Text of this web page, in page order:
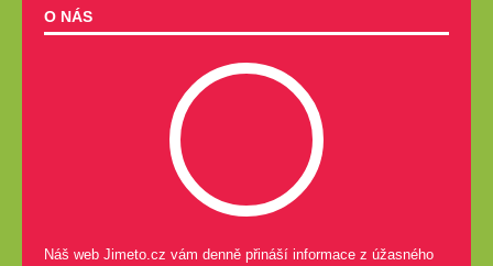
O NÁS
Náš web Jimeto.cz vám denně přináší informace z úžasného